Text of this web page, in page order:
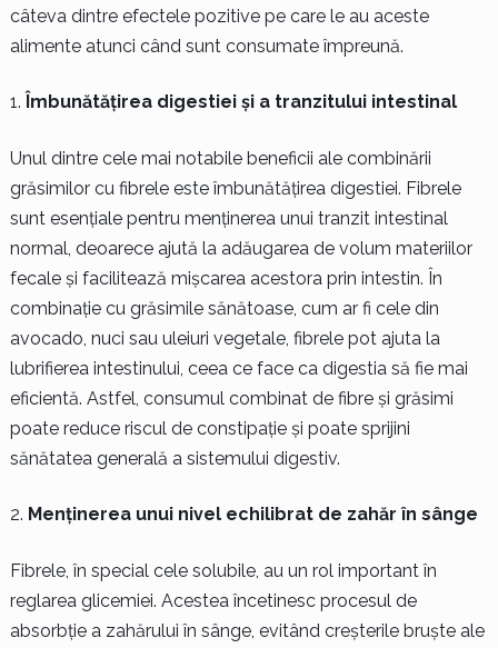
câteva dintre efectele pozitive pe care le au aceste
alimente atunci când sunt consumate împreună.
Îmbunătățirea digestiei și a tranzitului intestinal
Unul dintre cele mai notabile beneficii ale combinării
grăsimilor cu fibrele este îmbunătățirea digestiei. Fibrele
sunt esențiale pentru menținerea unui tranzit intestinal
normal, deoarece ajută la adăugarea de volum materiilor
fecale și facilitează mișcarea acestora prin intestin. În
combinație cu grăsimile sănătoase, cum ar fi cele din
avocado, nuci sau uleiuri vegetale, fibrele pot ajuta la
lubrifierea intestinului, ceea ce face ca digestia să fie mai
eficientă. Astfel, consumul combinat de fibre și grăsimi
poate reduce riscul de constipație și poate sprijini
sănătatea generală a sistemului digestiv.
Menținerea unui nivel echilibrat de zahăr în sânge
Fibrele, în special cele solubile, au un rol important în
reglarea glicemiei. Acestea încetinesc procesul de
absorbție a zahărului în sânge, evitând creșterile bruște ale